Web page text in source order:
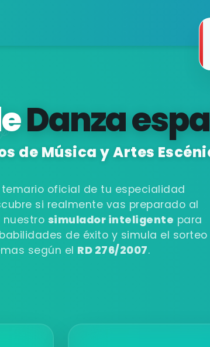
Danza
de Música y Artes
oficial de tu especialidad
si realmente vas preparado al
nuestro simulador inteligente para
de éxito y simula el sorteo
según el RD 276/2007.